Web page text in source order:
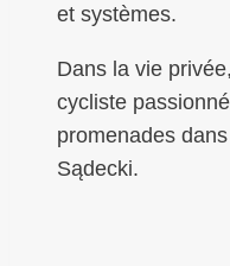
et systèmes.
Dans la vie
cycliste
promenades
Sądecki.